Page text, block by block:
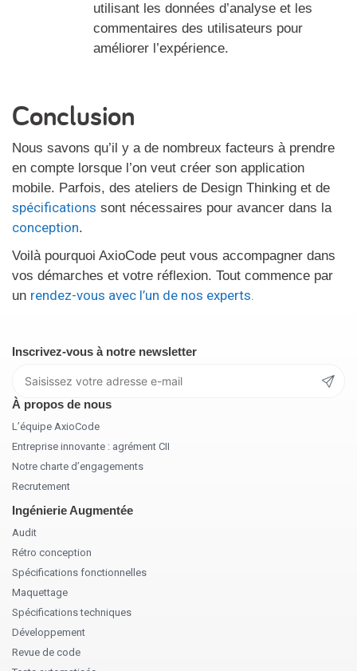
utilisant les données d’analyse et les
commentaires des utilisateurs pour
améliorer l’expérience.
Conclusion
Nous savons qu’il y a de nombreux facteurs à prendre
en compte lorsque l’on veut créer son application
mobile. Parfois, des ateliers de Design Thinking et de
spécifications sont nécessaires pour avancer dans la
conception.
Voilà pourquoi AxioCode peut vous accompagner dans
vos démarches et votre réflexion. Tout commence par
un rendez-vous avec l’un de nos experts.
Inscrivez-vous à notre newsletter
À propos de nous
L’équipe AxioCode
Entreprise innovante : agrément CII
Notre charte d’engagements
Recrutement
Ingénierie Augmentée
Audit
Rétro conception
Spécifications fonctionnelles
Maquettage
Spécifications techniques
Développement
Revue de code